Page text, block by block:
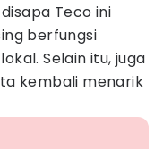
Teco ini
berfungsi
Selain itu, juga
kembali menarik